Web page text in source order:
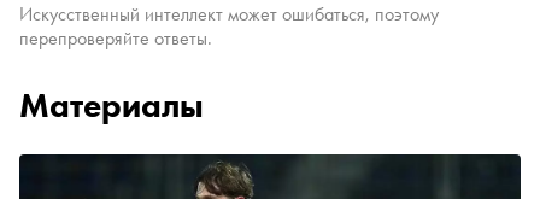
Искусственный интеллект может ошибаться, поэтому
перепроверяйте ответы.
Материалы